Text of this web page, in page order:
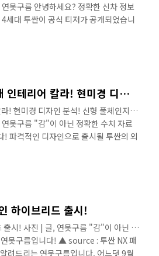
구름 안녕하세요? 정확한 신차 정보
세대 투싼이 공식 티저가 공개되었습니
미래의 디자인처럼 설득력이 낮은 디
[티저 공개] 올뉴투싼! 내비게이션! 실내 인테리어 칼라! 현미경 디자인 분석! 신형 풀체인지! Hyundai Tucson NX4! official teaser!
! 현미경 디자인 분석! 신형 풀체인지!
구름 "감"이 아닌 정확한 수치 자료
파격적인 디자인으로 출시될 투싼의 외
름입니다. 9월의 주인공이라면 단연 4
하이브리드 출시!
출시! 사진 | 글, 연못구름 "감"이 아닌 정
못구름입니다! ▲ source : 투싼 NX 패
려드리는 연못구름입니다. 어느덧 9월